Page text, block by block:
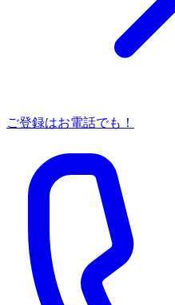
ご登録はお電話でも！